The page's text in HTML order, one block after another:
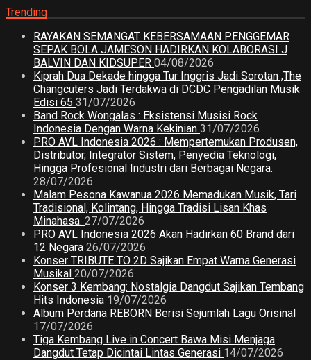
Trending
RAYAKAN SEMANGAT KEBERSAMAAN PENGGEMAR
SEPAK BOLA JAMESON HADIRKAN KOLABORASI J
BALVIN DAN KIDSUPER 04/08/2026
Kiprah Dua Dekade hingga Tur Inggris Jadi Sorotan ,The
Changcuters Jadi Terdakwa di DCDC Pengadilan Musik
Edisi 65 31/07/2026
Band Rock Wongalas : Eksistensi Musisi Rock
Indonesia Dengan Warna Kekinian 31/07/2026
PRO AVL Indonesia 2026 : Mempertemukan Produsen,
Distributor, Integrator Sistem, Penyedia Teknologi,
Hingga Profesional Industri dari Berbagai Negara.
28/07/2026
Malam Pesona Kawanua 2026 Memadukan Musik, Tari
Tradisional, Kolintang, Hingga Tradisi Lisan Khas
Minahasa. 27/07/2026
PRO AVL Indonesia 2026 Akan Hadirkan 60 Brand dari
12 Negara 26/07/2026
Konser TRIBUTE TO 2D Sajikan Empat Warna Generasi
Musikal 20/07/2026
Konser 3 Kembang: Nostalgia Dangdut Sajikan Tembang
Hits Indonesia 19/07/2026
Album Perdana REBORN Berisi Sejumlah Lagu Orisinal
17/07/2026
Tiga Kembang Live in Concert Bawa Misi Menjaga
Dangdut Tetap Dicintai Lintas Generasi 14/07/2026